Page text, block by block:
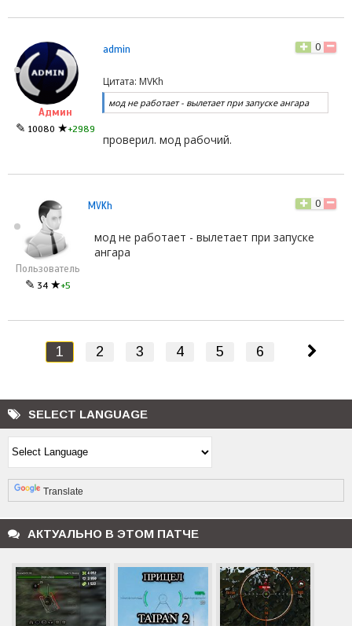
Админ
✎ 10080 ★+2989
admin 0
Цитата: MVKh
мод не работает - вылетает при запуске ангара
проверил. мод рабочий.
Пользователь
✎ 34 ★+5
MVKh 0
мод не работает - вылетает при запуске
ангара
1 2 3 4 5 6
SELECT LANGUAGE
Translate
АКТУАЛЬНО В ЭТОМ ПАТЧЕ